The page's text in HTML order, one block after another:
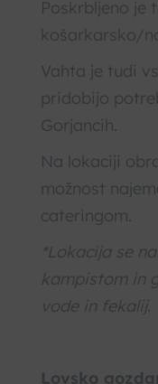
Poskrbljeno je
košarkarsko/
Vahta je tudi
pridobijo
Gorjancih.
Na lokaciji
možnost
cateringom.
*Lokacija se
kampistom in
vode in fekalij.
Lovsko